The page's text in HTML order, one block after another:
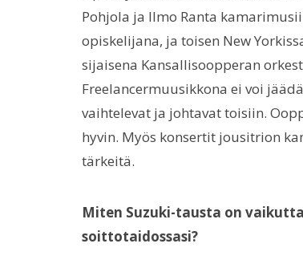
Pohjola ja Ilmo Ranta
opiskelijana, ja toisen New
sijaisena Kansallisoopperan
Freelancermuusikkona ei voi
vaihtelevat ja johtavat toisiin.
hyvin. Myös konsertit jousitrion
tärkeitä.
Miten Suzuki-tausta on
soittotaidossasi?